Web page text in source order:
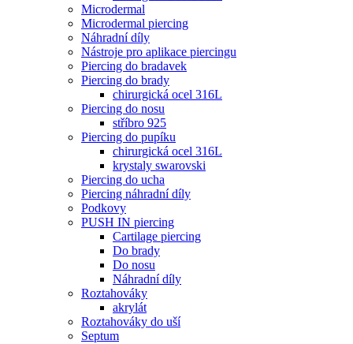
Microdermal
Microdermal piercing
Náhradní díly
Nástroje pro aplikace piercingu
Piercing do bradavek
Piercing do brady
chirurgická ocel 316L
Piercing do nosu
stříbro 925
Piercing do pupíku
chirurgická ocel 316L
krystaly swarovski
Piercing do ucha
Piercing náhradní díly
Podkovy
PUSH IN piercing
Cartilage piercing
Do brady
Do nosu
Náhradní díly
Roztahováky
akrylát
Roztahováky do uší
Septum